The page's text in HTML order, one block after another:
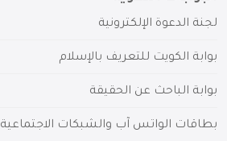
لجنة الدعوة الإلكترونية
بوابة الكويت للتعريف بالإسلام
بوابة الباحث عن الحقيقة
بطاقات الواتس آب والشبكات الاجتماعية